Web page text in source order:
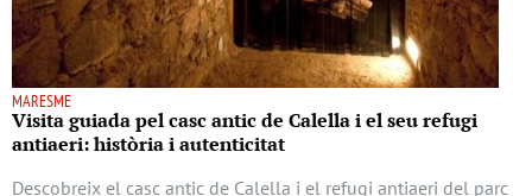
MARESME
Visita guiada pel casc antic de Calella i el seu refugi
antiaeri: història i autenticitat
Descobreix el casc antic de Calella i el refugi antiaeri del parc